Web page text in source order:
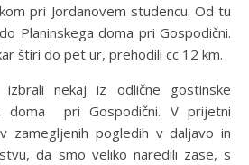
pri Jordanovem studencu. Od tu
Planinskega doma pri Gospodični.
štiri do pet ur, prehodili cc 12 km.
nekaj iz odlične gostinske
doma pri Gospodični. V prijetni
zamegljenih pogledih v daljavo in
da smo veliko naredili zase, s